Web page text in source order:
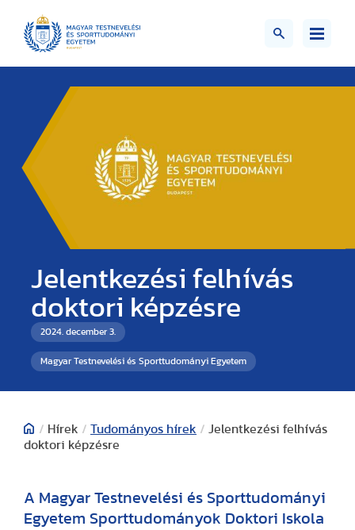
Jelentkezési felhívás
doktori képzésre
2024. december 3.
Magyar Testnevelési és Sporttudományi Egyetem
/ Hírek / Tudományos hírek / Jelentkezési felhívás
doktori képzésre
A Magyar Testnevelési és Sporttudományi
Egyetem Sporttudományok Doktori Iskola